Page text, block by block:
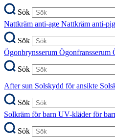
Sök
Nattkräm anti-age Nattkräm anti-
Sök
Ögonbrynsserum Ögonfransserum
Sök
After sun Solskydd för ansikte
Sök
Solkräm för barn UV-kläder för
Sök